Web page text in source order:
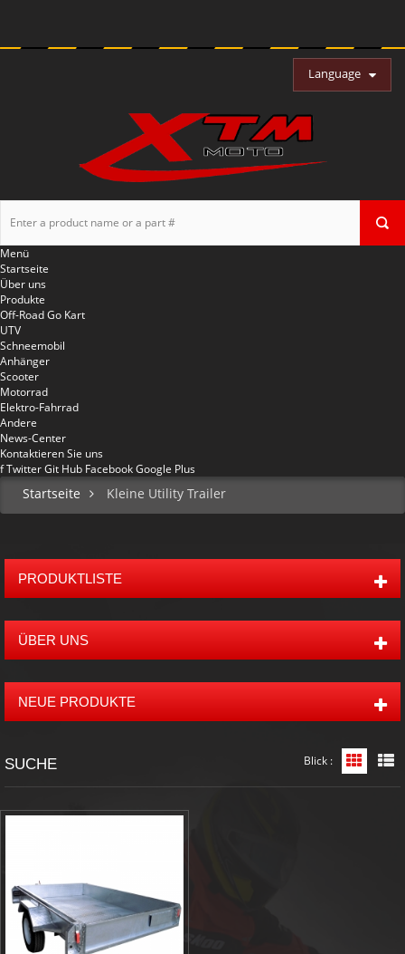
Language
Menü
Startseite
Über uns
Produkte
Off-Road Go Kart
UTV
Schneemobil
Anhänger
Scooter
Motorrad
Elektro-Fahrrad
Andere
News-Center
Kontaktieren Sie uns
fTwitterGit Hub FacebookGoogle Plus
Startseite Kleine Utility Trailer
PRODUKTLISTE
ÜBER UNS
NEUE PRODUKTE
SUCHE Blick : Grid-